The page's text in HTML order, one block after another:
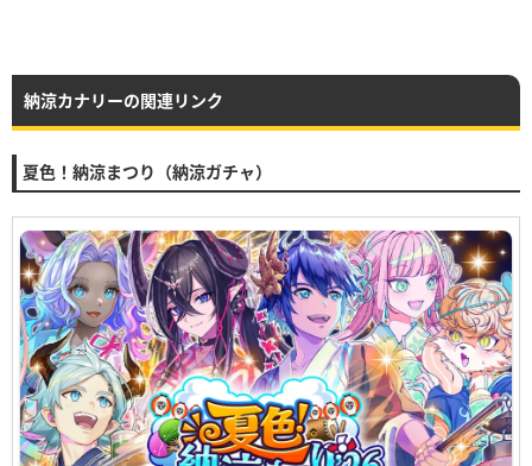
納涼カナリーの関連リンク
夏色！納涼まつり（納涼ガチャ）